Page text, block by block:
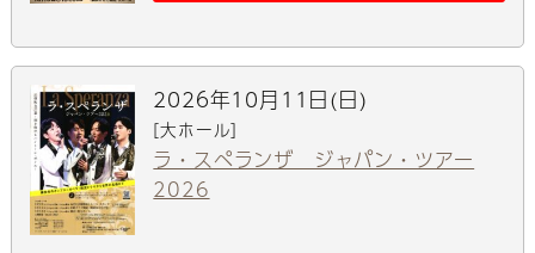
2026年10月11日(日)
[大ホール]
ラ・スペランザ ジャパン・ツアー
2026